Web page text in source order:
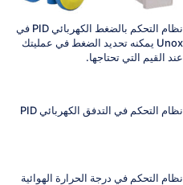
نظام التحكم بالضغط الكهربائي PID في
Unox يمكنه تحديد الضغط في عمليتك
عند القيم التي تحتاجها.
نظام التحكم في التدفق الكهربائي PID
نظام التحكم في درجة الحرارة الهوائية